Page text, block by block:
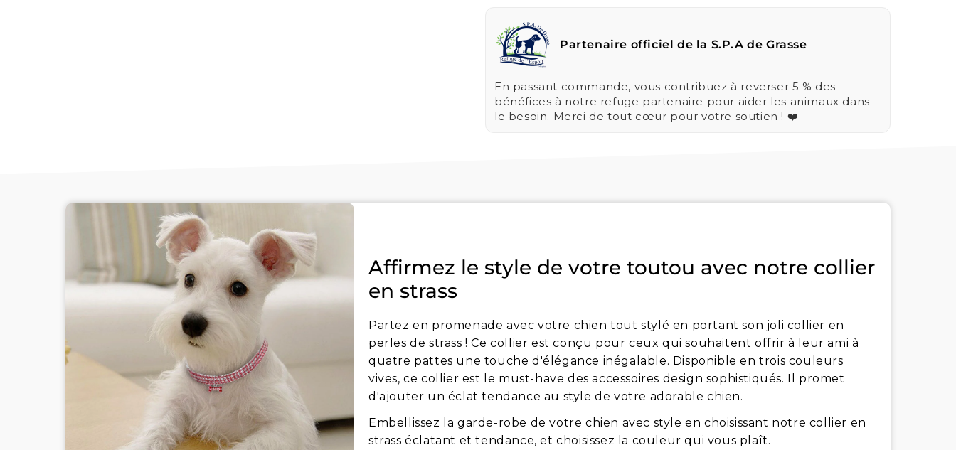
Partenaire officiel de la S.P.A de Grasse
En passant commande, vous contribuez à reverser 5 % des
bénéfices à notre refuge partenaire pour aider les animaux dans
le besoin. Merci de tout cœur pour votre soutien ! ❤️
Affirmez le style de votre toutou avec notre collier
en strass
Partez en promenade avec votre chien tout stylé en portant son joli collier en
perles de strass ! Ce collier est conçu pour ceux qui souhaitent offrir à leur ami à
quatre pattes une touche d'élégance inégalable. Disponible en trois couleurs
vives, ce collier est le must-have des accessoires design sophistiqués. Il promet
d'ajouter un éclat tendance au style de votre adorable chien.
Embellissez la garde-robe de votre chien avec style en choisissant notre collier en
strass éclatant et tendance, et choisissez la couleur qui vous plaît.